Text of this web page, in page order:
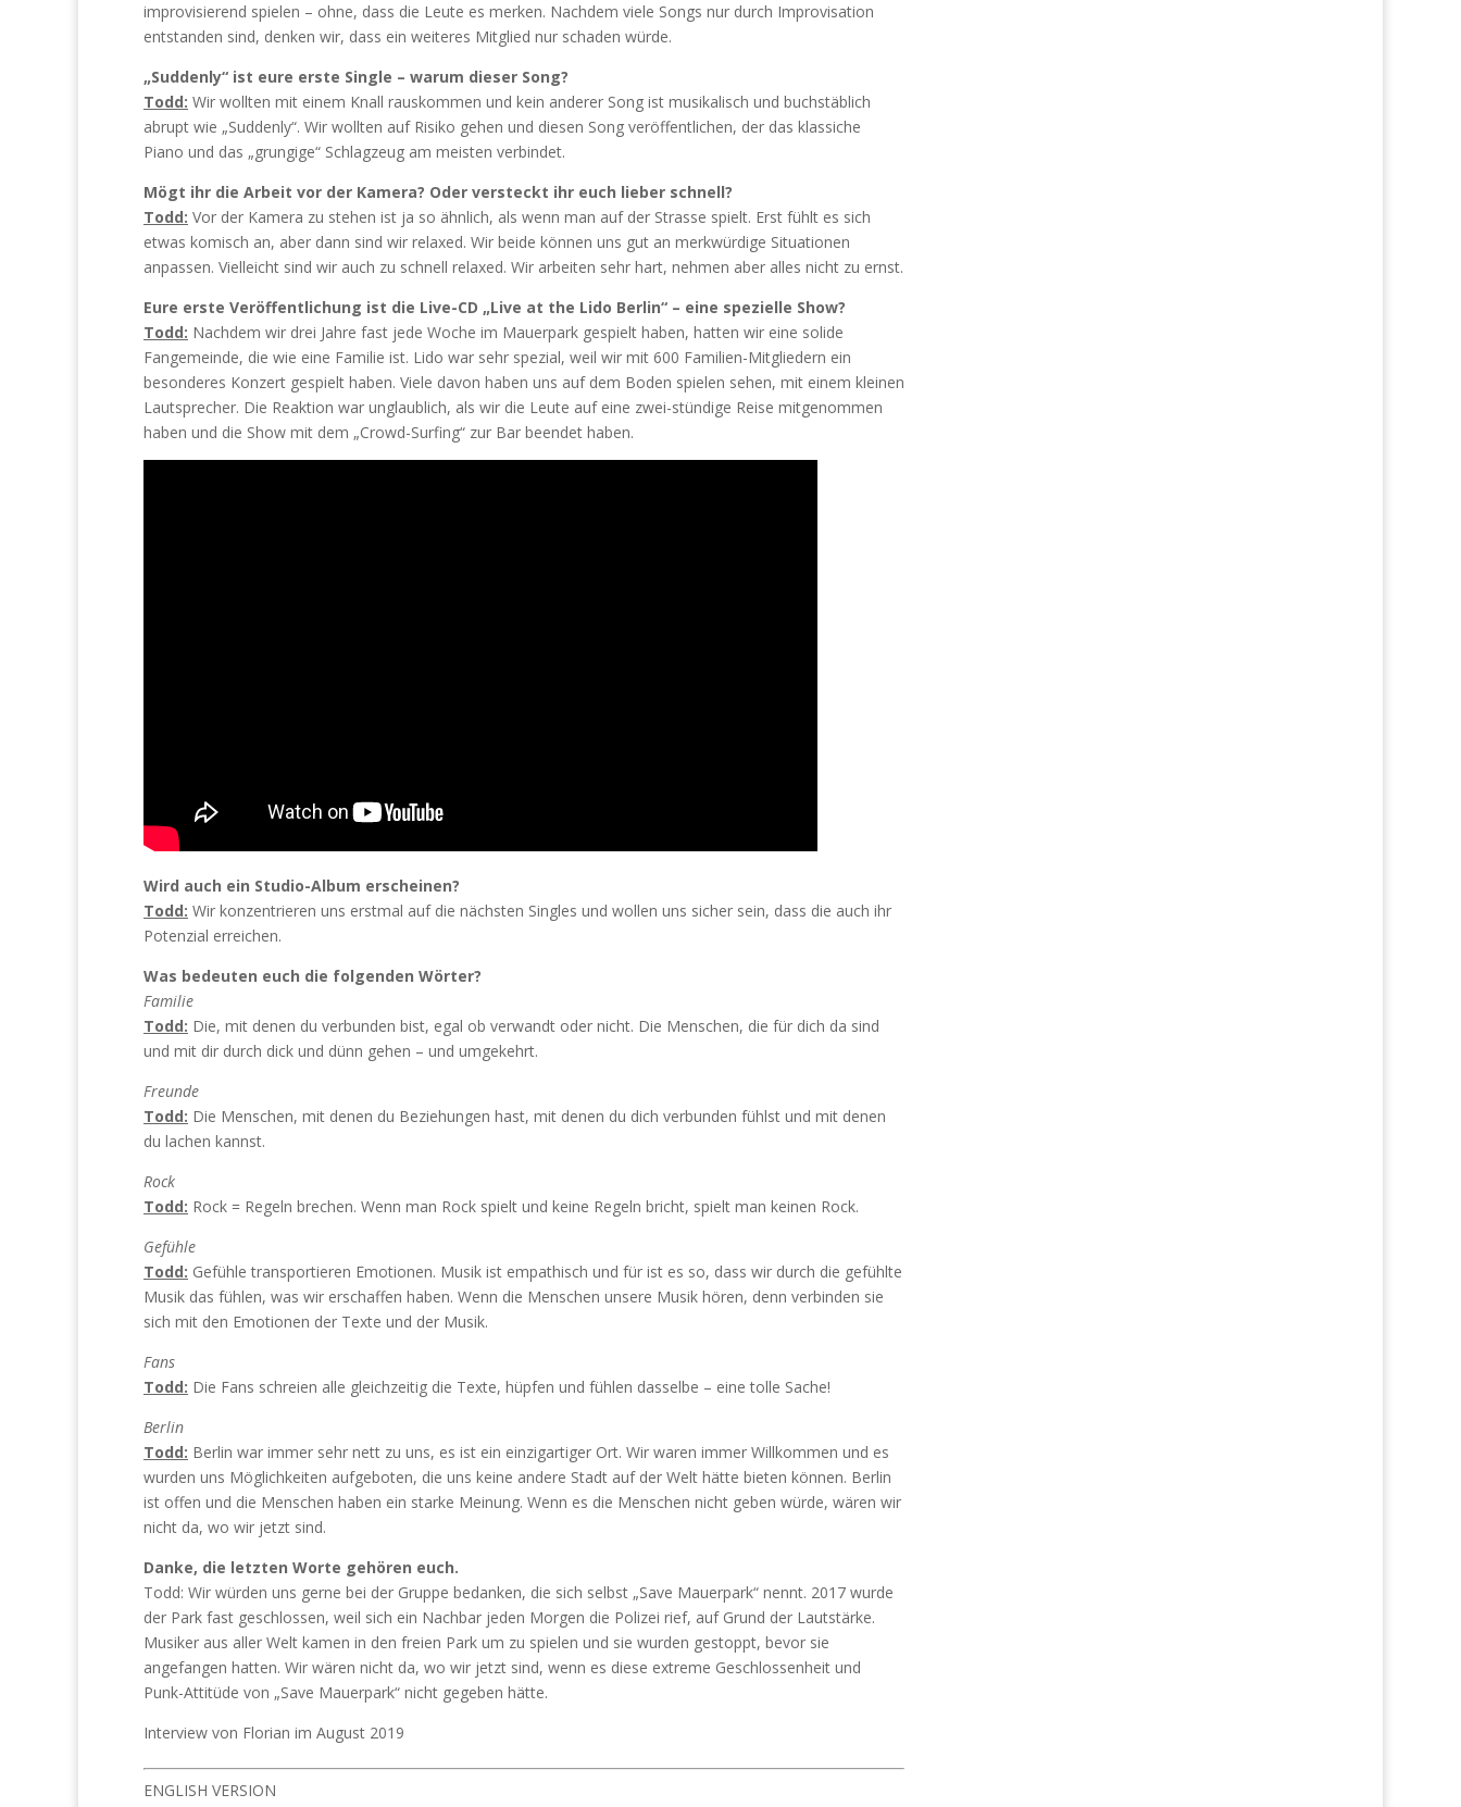
improvisierend spielen – ohne, dass die Leute es merken. Nachdem viele Songs nur durch Improvisation
entstanden sind, denken wir, dass ein weiteres Mitglied nur schaden würde.
„Suddenly“ ist eure erste Single – warum dieser Song?
Todd: Wir wollten mit einem Knall rauskommen und kein anderer Song ist musikalisch und buchstäblich
abrupt wie „Suddenly“. Wir wollten auf Risiko gehen und diesen Song veröffentlichen, der das klassiche
Piano und das „grungige“ Schlagzeug am meisten verbindet.
Mögt ihr die Arbeit vor der Kamera? Oder versteckt ihr euch lieber schnell?
Todd: Vor der Kamera zu stehen ist ja so ähnlich, als wenn man auf der Strasse spielt. Erst fühlt es sich
etwas komisch an, aber dann sind wir relaxed. Wir beide können uns gut an merkwürdige Situationen
anpassen. Vielleicht sind wir auch zu schnell relaxed. Wir arbeiten sehr hart, nehmen aber alles nicht zu ernst.
Eure erste Veröffentlichung ist die Live-CD „Live at the Lido Berlin“ – eine spezielle Show?
Todd: Nachdem wir drei Jahre fast jede Woche im Mauerpark gespielt haben, hatten wir eine solide
Fangemeinde, die wie eine Familie ist. Lido war sehr spezial, weil wir mit 600 Familien-Mitgliedern ein
besonderes Konzert gespielt haben. Viele davon haben uns auf dem Boden spielen sehen, mit einem kleinen
Lautsprecher. Die Reaktion war unglaublich, als wir die Leute auf eine zwei-stündige Reise mitgenommen
haben und die Show mit dem „Crowd-Surfing“ zur Bar beendet haben.
Wird auch ein Studio-Album erscheinen?
Todd: Wir konzentrieren uns erstmal auf die nächsten Singles und wollen uns sicher sein, dass die auch ihr
Potenzial erreichen.
Was bedeuten euch die folgenden Wörter?
Familie
Todd: Die, mit denen du verbunden bist, egal ob verwandt oder nicht. Die Menschen, die für dich da sind
und mit dir durch dick und dünn gehen – und umgekehrt.
Freunde
Todd: Die Menschen, mit denen du Beziehungen hast, mit denen du dich verbunden fühlst und mit denen
du lachen kannst.
Rock
Todd: Rock = Regeln brechen. Wenn man Rock spielt und keine Regeln bricht, spielt man keinen Rock.
Gefühle
Todd: Gefühle transportieren Emotionen. Musik ist empathisch und für ist es so, dass wir durch die gefühlte
Musik das fühlen, was wir erschaffen haben. Wenn die Menschen unsere Musik hören, denn verbinden sie
sich mit den Emotionen der Texte und der Musik.
Fans
Todd: Die Fans schreien alle gleichzeitig die Texte, hüpfen und fühlen dasselbe – eine tolle Sache!
Berlin
Todd: Berlin war immer sehr nett zu uns, es ist ein einzigartiger Ort. Wir waren immer Willkommen und es
wurden uns Möglichkeiten aufgeboten, die uns keine andere Stadt auf der Welt hätte bieten können. Berlin
ist offen und die Menschen haben ein starke Meinung. Wenn es die Menschen nicht geben würde, wären wir
nicht da, wo wir jetzt sind.
Danke, die letzten Worte gehören euch.
Todd: Wir würden uns gerne bei der Gruppe bedanken, die sich selbst „Save Mauerpark“ nennt. 2017 wurde
der Park fast geschlossen, weil sich ein Nachbar jeden Morgen die Polizei rief, auf Grund der Lautstärke.
Musiker aus aller Welt kamen in den freien Park um zu spielen und sie wurden gestoppt, bevor sie
angefangen hatten. Wir wären nicht da, wo wir jetzt sind, wenn es diese extreme Geschlossenheit und
Punk-Attitüde von „Save Mauerpark“ nicht gegeben hätte.
Interview von Florian im August 2019
ENGLISH VERSION